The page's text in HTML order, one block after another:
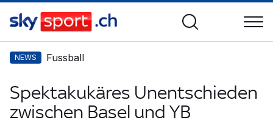
NEWS Fussball
Spektakukäres Unentschieden
zwischen Basel und YB